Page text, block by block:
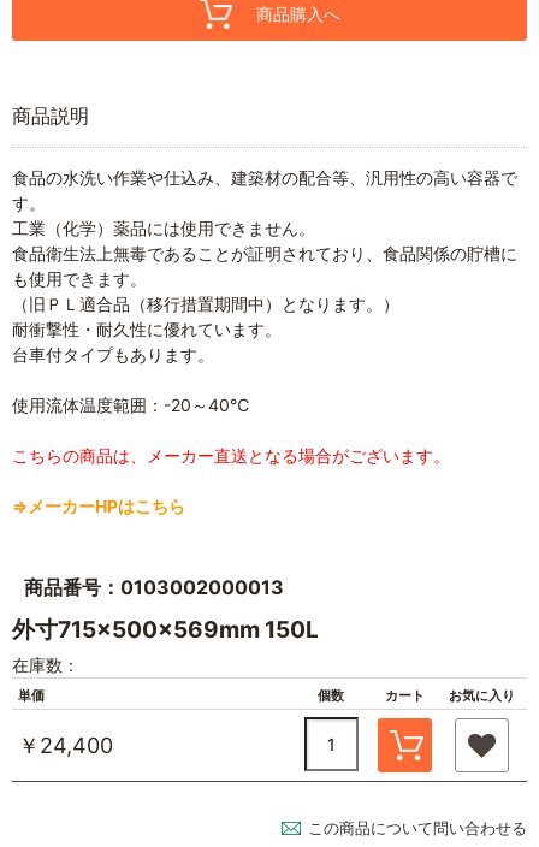
商品購入へ
商品説明
食品の水洗い作業や仕込み、建築材の配合等、汎用性の高い容器で
す。
工業（化学）薬品には使用できません。
食品衛生法上無毒であることが証明されており、食品関係の貯槽に
も使用できます。
（旧ＰＬ適合品（移行措置期間中）となります。）
耐衝撃性・耐久性に優れています。
台車付タイプもあります。
使用流体温度範囲：-20～40℃
こちらの商品は、メーカー直送となる場合がございます。
⇒メーカーHPはこちら
商品番号：0103002000013
外寸715×500×569mm 150L
在庫数：
単価 個数 カート お気に入り
￥24,400
この商品について問い合わせる